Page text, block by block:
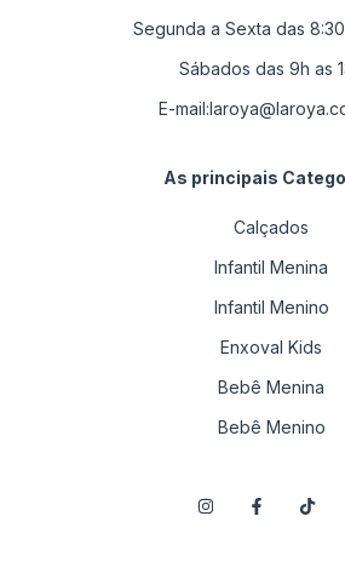
Segunda a Sexta das
Sábados das 9h as
E-mail:
As principais
Calçados
Infantil Menina
Infantil Menino
Enxoval Kids
Bebê Menina
Bebê Menino